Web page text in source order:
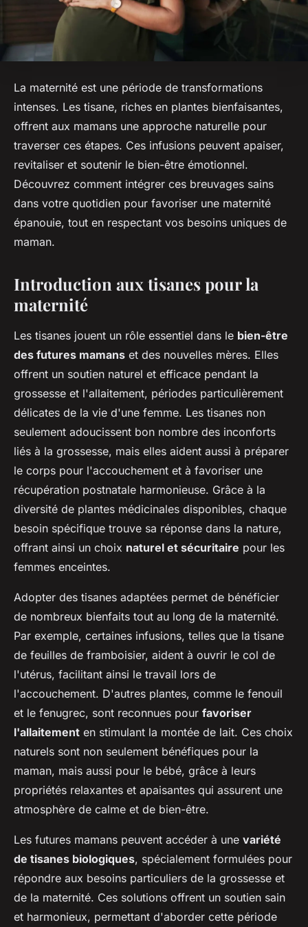
La maternité est une période de transformations
intenses. Les tisane, riches en plantes bienfaisantes,
offrent aux mamans une approche naturelle pour
traverser ces étapes. Ces infusions peuvent apaiser,
revitaliser et soutenir le bien-être émotionnel.
Découvrez comment intégrer ces breuvages sains
dans votre quotidien pour favoriser une maternité
épanouie, tout en respectant vos besoins uniques de
maman.
Introduction aux tisanes pour la
maternité
Les tisanes jouent un rôle essentiel dans le bien-être
des futures mamans et des nouvelles mères. Elles
offrent un soutien naturel et efficace pendant la
grossesse et l'allaitement, périodes particulièrement
délicates de la vie d'une femme. Les tisanes non
seulement adoucissent bon nombre des inconforts
liés à la grossesse, mais elles aident aussi à préparer
le corps pour l'accouchement et à favoriser une
récupération postnatale harmonieuse. Grâce à la
diversité de plantes médicinales disponibles, chaque
besoin spécifique trouve sa réponse dans la nature,
offrant ainsi un choix naturel et sécuritaire pour les
femmes enceintes.
Adopter des tisanes adaptées permet de bénéficier
de nombreux bienfaits tout au long de la maternité.
Par exemple, certaines infusions, telles que la tisane
de feuilles de framboisier, aident à ouvrir le col de
l'utérus, facilitant ainsi le travail lors de
l'accouchement. D'autres plantes, comme le fenouil
et le fenugrec, sont reconnues pour favoriser
l'allaitement en stimulant la montée de lait. Ces choix
naturels sont non seulement bénéfiques pour la
maman, mais aussi pour le bébé, grâce à leurs
propriétés relaxantes et apaisantes qui assurent une
atmosphère de calme et de bien-être.
Les futures mamans peuvent accéder à une variété
de tisanes biologiques, spécialement formulées pour
répondre aux besoins particuliers de la grossesse et
de la maternité. Ces solutions offrent un soutien sain
et harmonieux, permettant d'aborder cette période